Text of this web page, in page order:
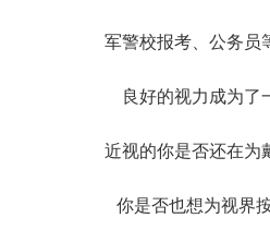
军警校报考、公务员
良好的视力成为了
近视的你是否还在为
你是否也想为视界